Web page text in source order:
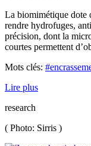
La biomimétique dote
rendre hydrofuges,
précision, dont la
courtes permettent
Mots clés:
Lire plus
research
( Photo: Sirris )